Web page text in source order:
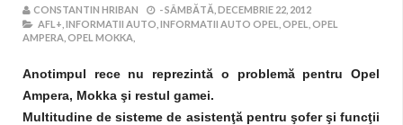
CONSTANTIN HRIBAN -SÂMBĂTĂ, DECEMBRIE 22, 2012
AFL+, INFORMATII AUTO, INFORMATII AUTO OPEL, OPEL, OPEL
AMPERA, OPEL MOKKA,
Anotimpul rece nu reprezintă o problemă pentru Opel
Ampera, Mokka şi restul gamei.
Multitudine de sisteme de asistenţă pentru şofer şi funcţii